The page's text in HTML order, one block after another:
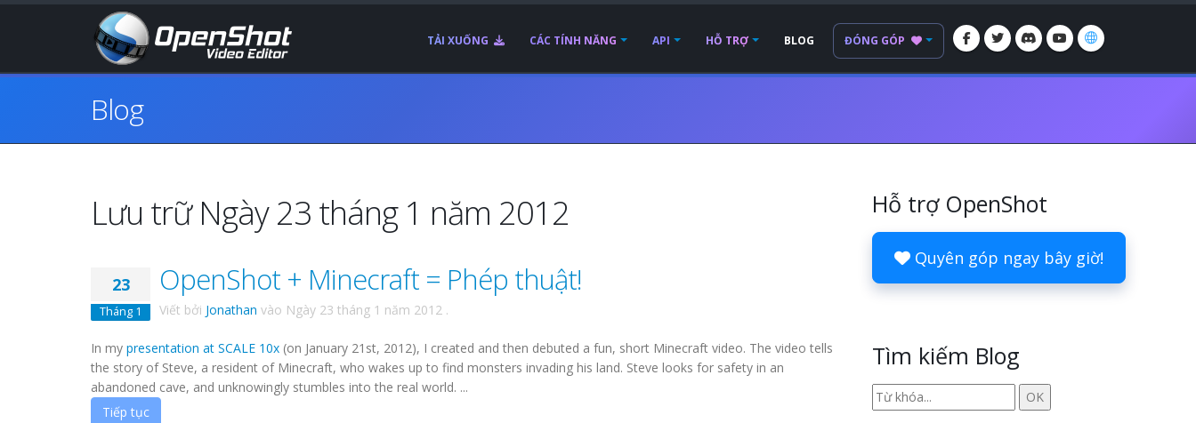
TẢI XUỐNG CÁC TÍNH NĂNG API HỖ TRỢ BLOG ĐÓNG GÓP
Blog
Lưu trữ Ngày 23 tháng 1 năm 2012
23
Tháng 1
OpenShot + Minecraft = Phép thuật!
Viết bởi Jonathan vào Ngày 23 tháng 1 năm 2012 .
In my presentation at SCALE 10x (on January 21st, 2012), I created and then debuted a fun, short Minecraft video. The video tells
the story of Steve, a resident of Minecraft, who wakes up to find monsters invading his land. Steve looks for safety in an
abandoned cave, and unknowingly stumbles into the real world. ...
Tiếp tục
Hỗ trợ OpenShot
Quyên góp ngay bây giờ!
Tìm kiếm Blog